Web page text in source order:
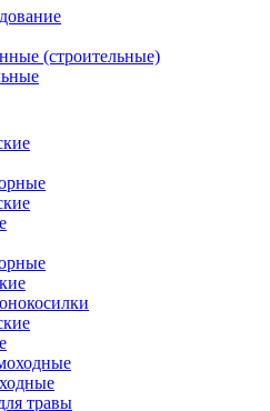
(строительные)
травы